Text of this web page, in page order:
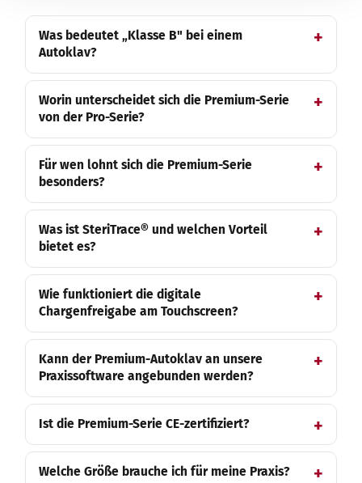
Was bedeutet „Klasse B" bei einem
Autoklav?
Worin unterscheidet sich die Premium-Serie
von der Pro-Serie?
Für wen lohnt sich die Premium-Serie
besonders?
Was ist SteriTrace® und welchen Vorteil
bietet es?
Wie funktioniert die digitale
Chargenfreigabe am Touchscreen?
Kann der Premium-Autoklav an unsere
Praxissoftware angebunden werden?
Ist die Premium-Serie CE-zertifiziert?
Welche Größe brauche ich für meine Praxis?